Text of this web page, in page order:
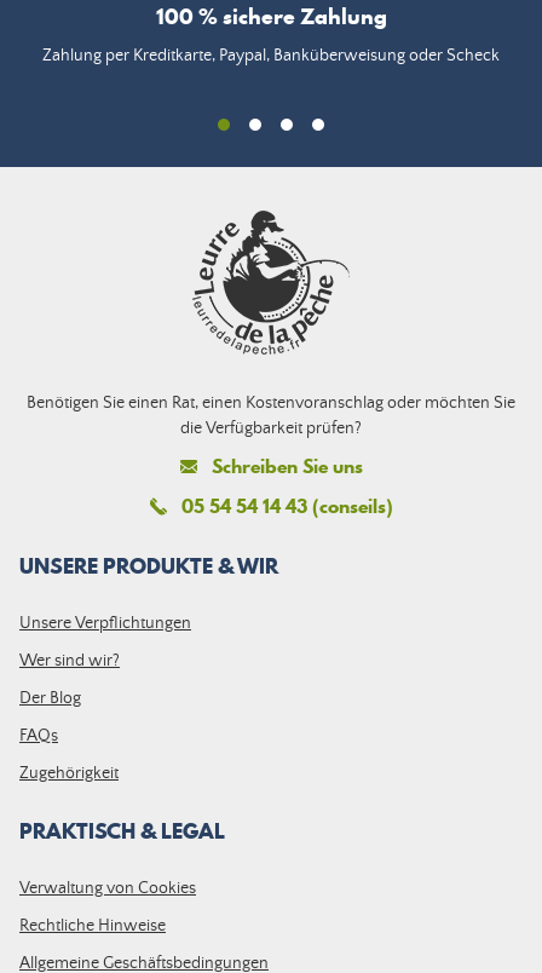
100 % sichere Zahlung
Zahlung per Kreditkarte, Paypal, Banküberweisung oder Scheck
Benötigen Sie einen Rat, einen Kostenvoranschlag oder möchten Sie
die Verfügbarkeit prüfen?
Schreiben Sie uns
05 54 54 14 43 (conseils)
UNSERE PRODUKTE & WIR
Unsere Verpflichtungen
Wer sind wir?
Der Blog
FAQs
Zugehörigkeit
PRAKTISCH & LEGAL
Verwaltung von Cookies
Rechtliche Hinweise
Allgemeine Geschäftsbedingungen